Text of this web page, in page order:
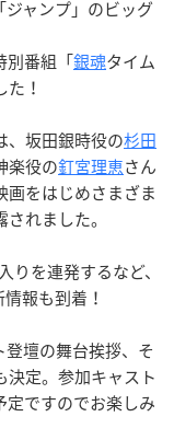
ャンプ」のビッグ
別番組「銀魂タイム
！
、坂田銀時役の杉田
楽役の釘宮理恵さん
画をはじめさまざま
れました。
を連発するなど、
報も到着！
壇の舞台挨拶、そ
決定。参加キャスト
定ですのでお楽しみ